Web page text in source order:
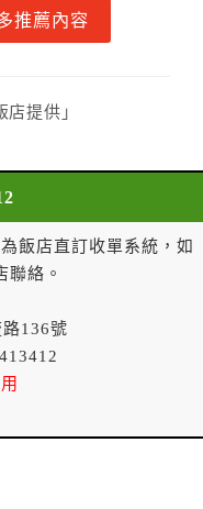
之七十。
七日至第九日到達
四十。
三十。
一日到達者，得請
到達或未為解約通
金。
前到達者，得請求
日後消費折抵使
使用作不合理之限
推薦內容
店提供」
飯店直訂收單系統，如
聯絡。
136號